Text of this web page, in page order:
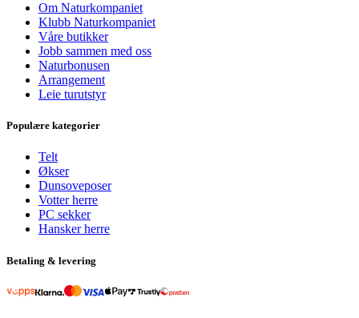
Om Naturkompaniet
Klubb Naturkompaniet
Våre butikker
Jobb sammen med oss
Naturbonusen
Arrangement
Leie turutstyr
Populære kategorier
Telt
Økser
Dunsoveposer
Votter herre
PC sekker
Hansker herre
Betaling & levering